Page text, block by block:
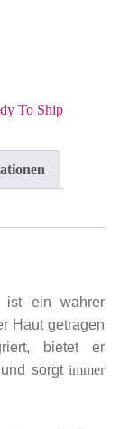
To Ship
ist ein wahrer
Haut getragen
bietet er
und sorgtimmer